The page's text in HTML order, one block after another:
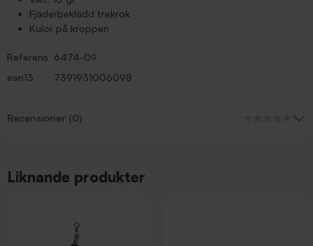
Fjäderbeklädd trekrok
Kulor på kroppen
Referens 6474-09
ean13
7391931006098
Recensioner (0)
Liknande produkter